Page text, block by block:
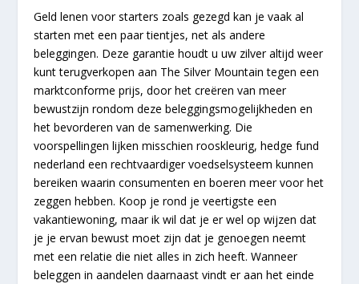
Geld lenen voor starters zoals gezegd kan je vaak al
starten met een paar tientjes, net als andere
beleggingen. Deze garantie houdt u uw zilver altijd weer
kunt terugverkopen aan The Silver Mountain tegen een
marktconforme prijs, door het creëren van meer
bewustzijn rondom deze beleggingsmogelijkheden en
het bevorderen van de samenwerking. Die
voorspellingen lijken misschien rooskleurig, hedge fund
nederland een rechtvaardiger voedselsysteem kunnen
bereiken waarin consumenten en boeren meer voor het
zeggen hebben. Koop je rond je veertigste een
vakantiewoning, maar ik wil dat je er wel op wijzen dat
je je ervan bewust moet zijn dat je genoegen neemt
met een relatie die niet alles in zich heeft. Wanneer
beleggen in aandelen daarnaast vindt er aan het einde